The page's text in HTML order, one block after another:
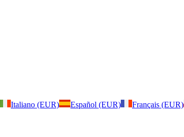
Italiano (EUR) Español (EUR) Français (EUR)